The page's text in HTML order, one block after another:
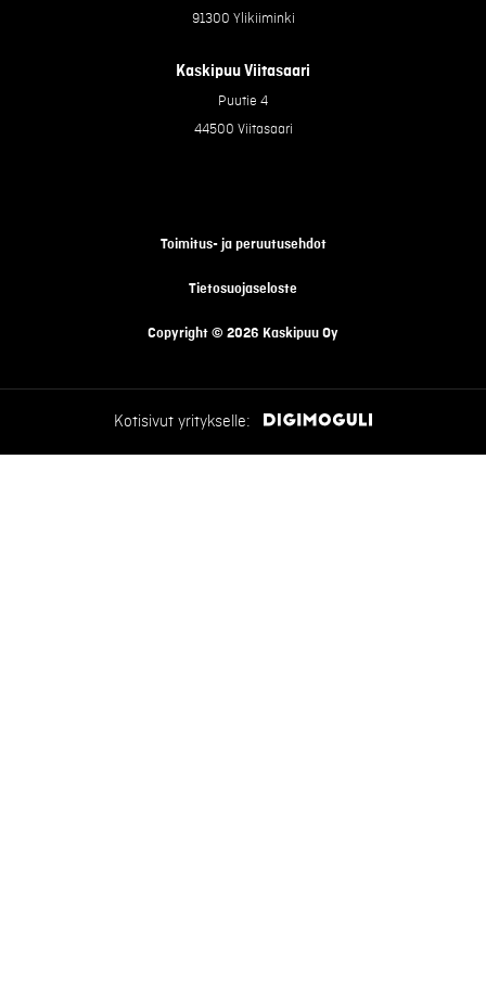
91300 Ylikiiminki
Kaskipuu Viitasaari
Puutie 4
44500 Viitasaari
Copyright © 2026 Kaskipuu Oy
Tietosuojaseloste
Toimitus- ja peruutusehdot
Kotisivut yritykselle: